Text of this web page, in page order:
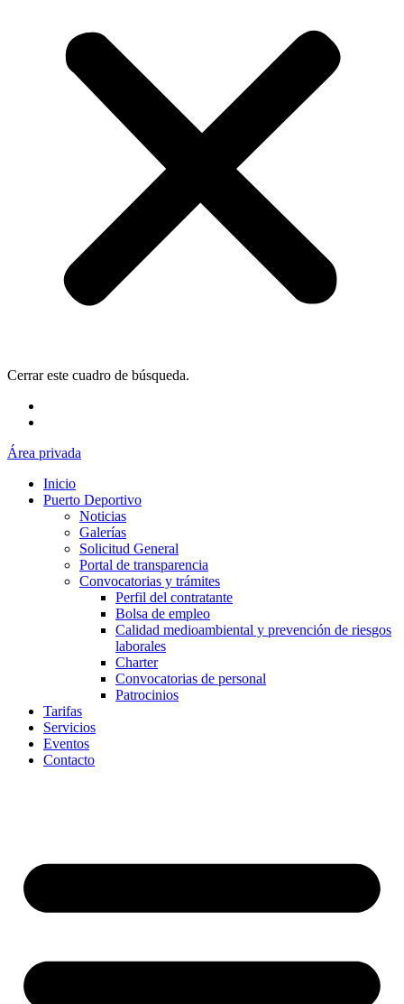
Cerrar este cuadro de búsqueda.
Área privada
Inicio
Puerto Deportivo
Noticias
Galerías
Solicitud General
Portal de transparencia
Convocatorias y trámites
Perfil del contratante
Bolsa de empleo
Calidad medioambiental y prevención de riesgos
laborales
Charter
Convocatorias de personal
Patrocinios
Tarifas
Servicios
Eventos
Contacto